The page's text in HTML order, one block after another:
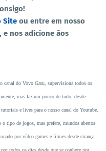
Site ou entre em nosso
e nos adicione ãos
canal do Vovo Gatu, supervisiona todos os
mas faz um pouco de tudo, desde
e lives para o nosso canal do Youtube.
o tipo de jogos, mas prefere, mundos abertos
por vídeo games e filmes desde criança,
todos os dias desde que se conhece por